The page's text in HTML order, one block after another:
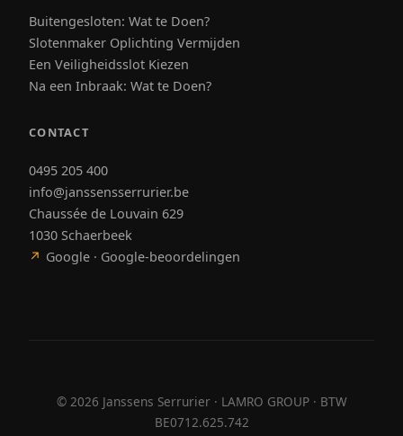
Buitengesloten: Wat te Doen?
Slotenmaker Oplichting Vermijden
Een Veiligheidsslot Kiezen
Na een Inbraak: Wat te Doen?
CONTACT
0495 205 400
info@janssensserrurier.be
Chaussée de Louvain 629
1030 Schaerbeek
↗ Google · Google-beoordelingen
© 2026 Janssens Serrurier · LAMRO GROUP · BTW
BE0712.625.742